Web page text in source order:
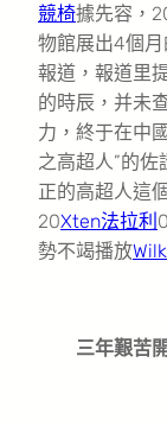
競椅據先容，
物館展出4個
報道，報道里
的時辰，并未
力，終于在中
之高超人”的佐
正的高超人這
20Xten法拉利
勢不竭播放
三年艱苦